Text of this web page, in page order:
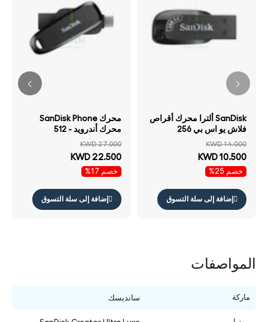
SanDisk ألترا محرك أقراص
فلاش يو اس بي 256
KWD 14.000
KWD 10.500
خصم 25%
إضافة إلى سلة التسوق
محرك SanDisk Phone
محرك أندرويد - 512
اس بي / أسود
KWD 27.000
KWD 22.500
خصم 17%
إضافة إلى سلة التسوق
المواصفات
ماركة سانديسك